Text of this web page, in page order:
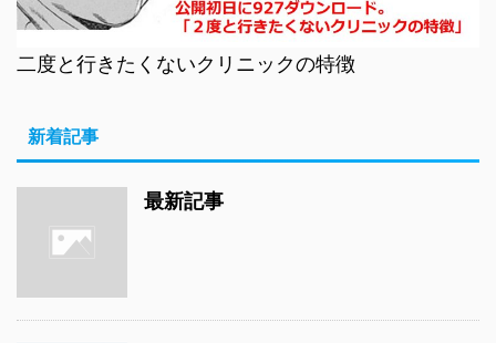
二度と行きたくないクリニックの特徴
新着記事
最新記事